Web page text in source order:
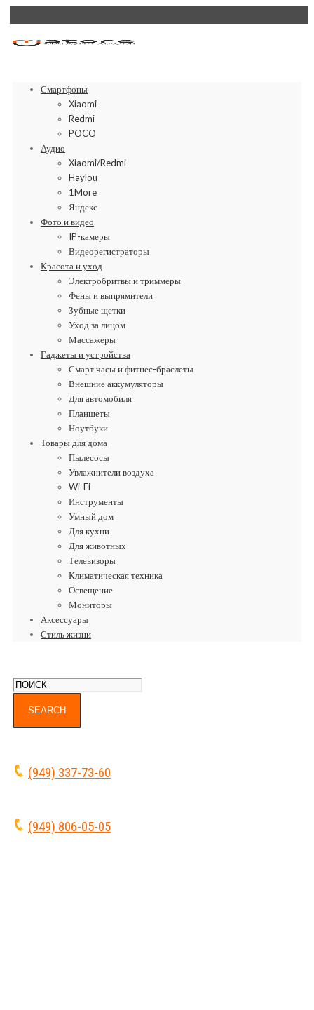
Смартфоны
Xiaomi
Redmi
POCO
Аудио
Xiaomi/Redmi
Haylou
1More
Яндекс
Фото и видео
IP-камеры
Видеорегистраторы
Красота и уход
Электробритвы и триммеры
Фены и выпрямители
Зубные щетки
Уход за лицом
Массажеры
Гаджеты и устройства
Смарт часы и фитнес-браслеты
Внешние аккумуляторы
Для автомобиля
Планшеты
Ноутбуки
Товары для дома
Пылесосы
Увлажнители воздуха
Wi-Fi
Инструменты
Умный дом
Для кухни
Для животных
Телевизоры
Климатическая техника
Освещение
Мониторы
Аксессуары
Стиль жизни
(949) 337-73-60
(949) 806-05-05